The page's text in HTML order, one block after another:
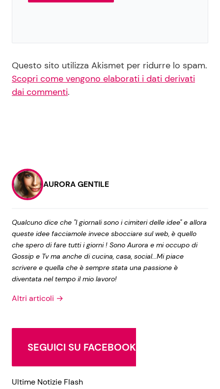
Questo sito utilizza Akismet per ridurre lo spam.
Scopri come vengono elaborati i dati derivati
dai commenti.
AURORA GENTILE
Qualcuno dice che "I giornali sono i cimiteri delle idee" e allora
queste idee facciamole invece sbocciare sul web, è quello
che spero di fare tutti i giorni ! Sono Aurora e mi occupo di
Gossip e Tv ma anche di cucina, casa, social...Mi piace
scrivere e quella che è sempre stata una passione è
diventata nel tempo il mio lavoro!
Altri articoli →
SEGUICI SU FACEBOOK
Ultime Notizie Flash